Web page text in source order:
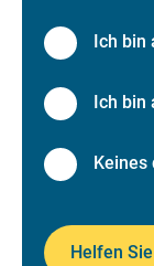
Ich bin
Ich bin
Keines
Helfen